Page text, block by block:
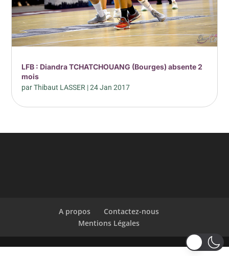
LFB : Diandra TCHATCHOUANG (Bourges) absente 2
mois
parThibaut LASSER |24 Jan 2017
A propos
Contactez-nous
Mentions Légales